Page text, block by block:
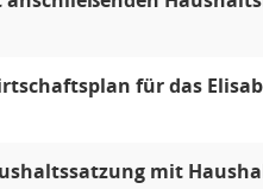
für das
mit